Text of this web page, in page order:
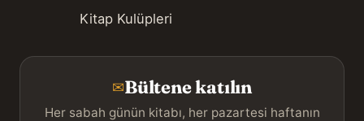
Kitap Kulüpleri
✉Bültene katılın
Her sabah günün kitabı, her pazartesi haftanın